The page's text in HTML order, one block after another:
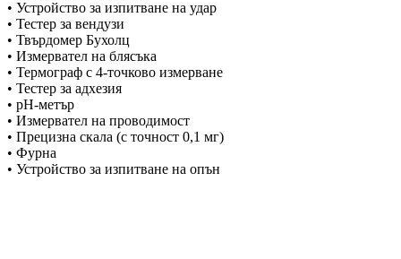
• Устройство за изпитване на удар
• Тестер за вендузи
• Твърдомер Бухолц
• Измервател на блясъка
• Термограф с 4-точково измерване
• Тестер за адхезия
• pH-метър
• Измервател на проводимост
• Прецизна скала (с точност 0,1 мг)
• Фурна
• Устройство за изпитване на опън